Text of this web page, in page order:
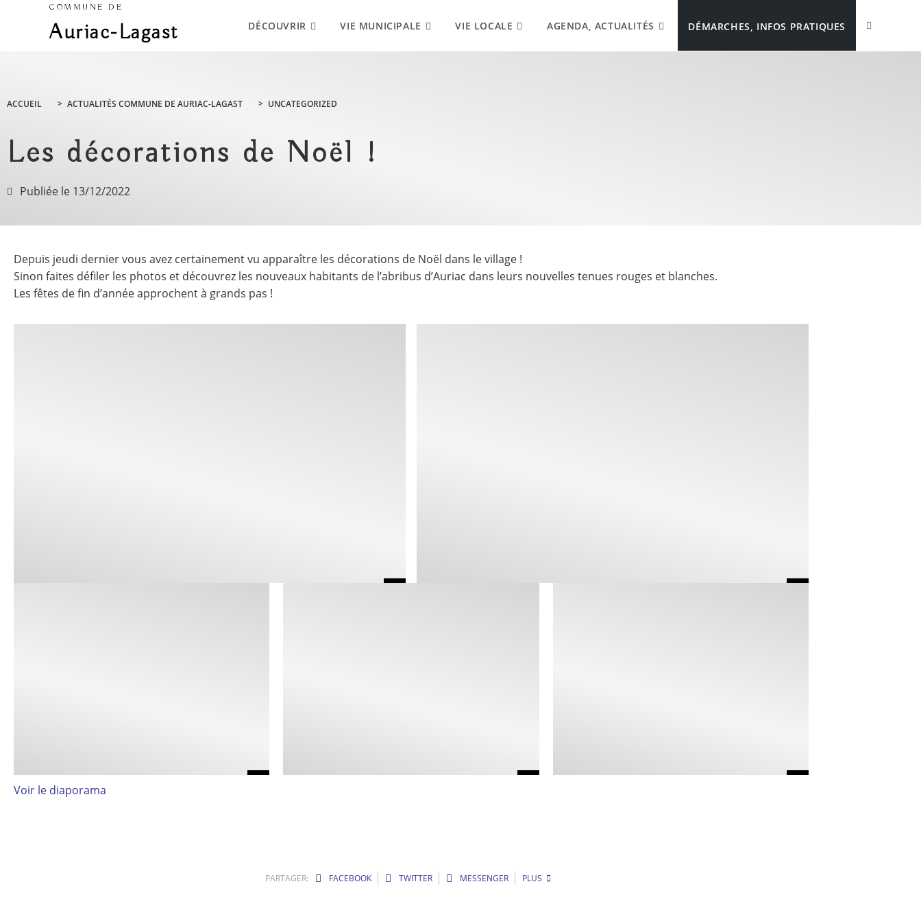
COMMUNE DE
Auriac-Lagast DÉCOUVRIR VIE MUNICIPALE VIE LOCALE AGENDA, ACTUALITÉS DÉMARCHES, INFOS PRATIQUES
ACCUEIL > ACTUALITÉS COMMUNE DE AURIAC-LAGAST > UNCATEGORIZED
Les décorations de Noël !
Publiée le 13/12/2022
Depuis jeudi dernier vous avez certainement vu apparaître les décorations de Noël dans le village !
Sinon faites défiler les photos et découvrez les nouveaux habitants de l’abribus d’Auriac dans leurs nouvelles tenues rouges et blanches.
Les fêtes de fin d’année approchent à grands pas !
Voir le diaporama
PARTAGER: FACEBOOK TWITTER MESSENGER PLUS